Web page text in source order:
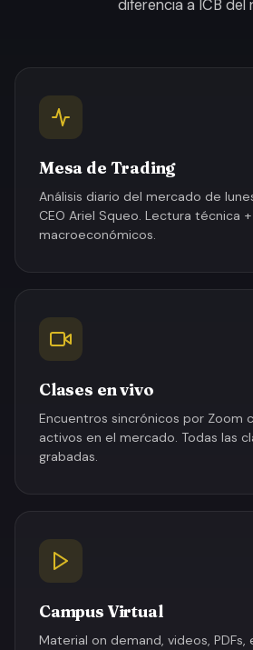
diferencia a ICB del
Mesa de Trading
Análisis diario del mercado de
CEO Ariel Squeo. Lectura técnica
macroeconómicos.
Clases en vivo
Encuentros sincrónicos por Zoom
activos en el mercado. Todas las
grabadas.
Campus Virtual
Material on demand, videos,